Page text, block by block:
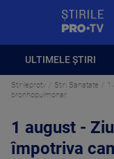
ULTIMELE ȘTIRI
Stirileprotv Stiri Sanatate
1
bronhopulmonar
1 august -
împotriva